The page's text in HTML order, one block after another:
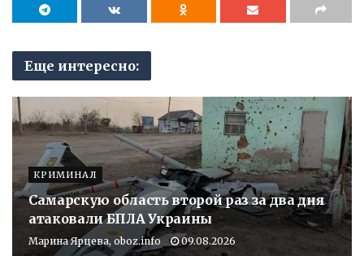
Еще интересно:
КРИМИНАЛ
Самарскую область второй раз за два дня
атаковали БПЛА Украины
Марина Ярцева, oboz.info 09.08.2026